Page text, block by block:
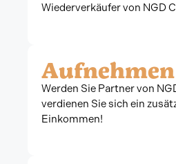
Wiederverkäufer von NGD
Aufnehmen
Werden Sie Partner von
verdienen Sie sich ein
Einkommen!